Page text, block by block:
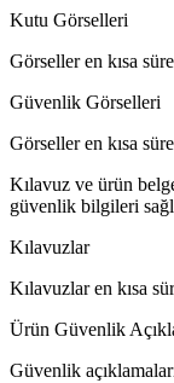
Kutu Görselleri
Görseller en kısa
Güvenlik Görselleri
Görseller en kısa
Kılavuz ve ürün
güvenlik bilgileri
Kılavuzlar
Kılavuzlar en kısa
Ürün Güvenlik
Güvenlik